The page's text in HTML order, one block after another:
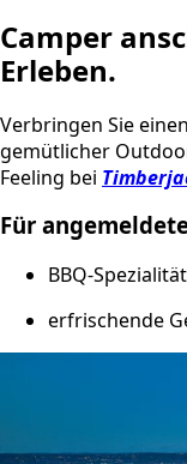
Camper
Erleben.
Verbringen Sie
gemütlicher
Feeling bei
Für
BBQ-
erfrischende